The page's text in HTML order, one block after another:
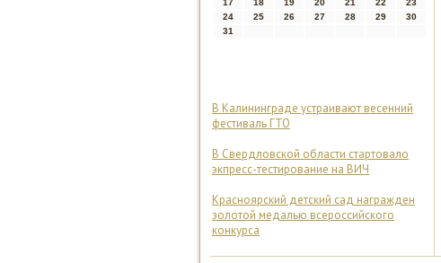
17
18 19 20 21 22
23
24
25 26 27 28 29
30
31
В Калининграде устраивают весенний
фестиваль ГТО
В Свердловской области стартовало
экпресс-тестирование на ВИЧ
Красноярский детский сад награжден
золотой медалью всероссийского
конкурса